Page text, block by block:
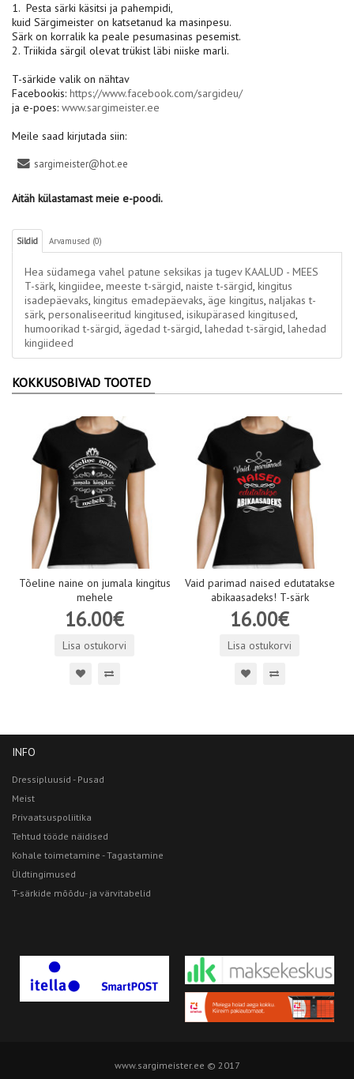
1. Pesta särki käsitsi ja pahempidi,
kuid Särgimeister on katsetanud ka masinpesu.
Särk on korralik ka peale pesumasinas pesemist.
2. Triikida särgil olevat trükist läbi niiske marli.
T-särkide valik on nähtav
Facebookis: https://www.facebook.com/sargideu/
ja e-poes: www.sargimeister.ee
Meile saad kirjutada siin:
sargimeister@hot.ee
Aitäh külastamast meie e-poodi.
Sildid Arvamused (0)
Hea südamega vahel patune seksikas ja tugev KAALUD - MEES
T-särk, kingiidee, meeste t-särgid, naiste t-särgid, kingitus
isadepäevaks, kingitus emadepäevaks, äge kingitus, naljakas t-
särk, personaliseeritud kingitused, isikupärased kingitused,
humoorikad t-särgid, ägedad t-särgid, lahedad t-särgid, lahedad
kingiideed
KOKKUSOBIVAD TOOTED
Tõeline naine on jumala kingitus
mehele
16.00€
Lisa ostukorvi
Vaid parimad naised edutatakse
abikaasadeks! T-särk
16.00€
Lisa ostukorvi
INFO
Dressipluusid - Pusad
Meist
Privaatsuspoliitika
Tehtud tööde näidised
Kohale toimetamine - Tagastamine
Üldtingimused
T-särkide mõõdu- ja värvitabelid
www.sargimeister.ee © 2017